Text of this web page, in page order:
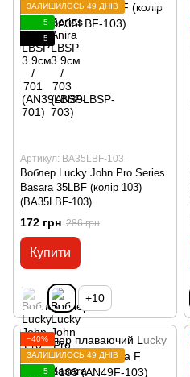
ЗАЛИШИЛОСЬ 49 ДНІВ
5
5
Артикул: BA35LBF-103
Воблер Lucky John Pro Series
Basara 35LBF (колір 103)
(BA35LBF-103)
172 грн 286 грн
Купити
+10
−40%
ЗАЛИШИЛОСЬ 49 ДНІВ
5